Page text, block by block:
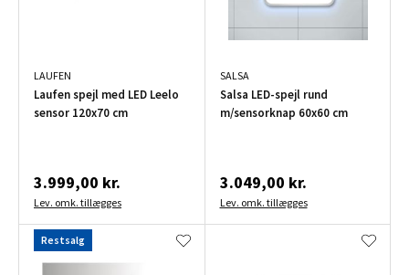
LAUFEN
Laufen spejl med LED Leelo
sensor 120x70 cm
3.999,00 kr.
Lev. omk. tillægges
SALSA
Salsa LED-spejl rund
m/sensorknap 60x60 cm
3.049,00 kr.
Lev. omk. tillægges
Restsalg